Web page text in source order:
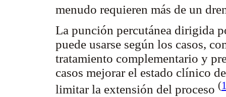
menudo requieren más de un
La punción percutánea dirigida
puede usarse según los casos,
tratamiento complementario y
casos mejorar el estado clínico
limitar la extensión del proceso (